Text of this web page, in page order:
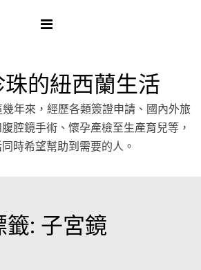
的紐西蘭生活
年來，經歷各類簽證申請、國內外旅
腔鏡手術、懷孕產檢至生產育兒等，
時希望幫助到需要的人。
籤: 子宮鏡